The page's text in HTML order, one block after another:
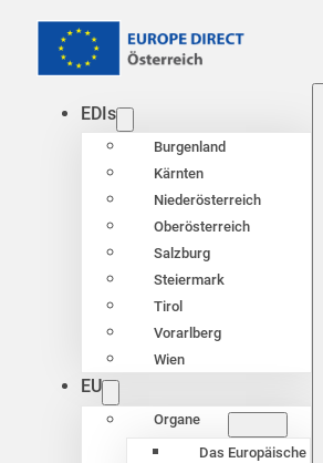
EDIs
Burgenland
Kärnten
Niederösterreich
Oberösterreich
Salzburg
Steiermark
Tirol
Vorarlberg
Wien
EU
Organe
Das Europäische